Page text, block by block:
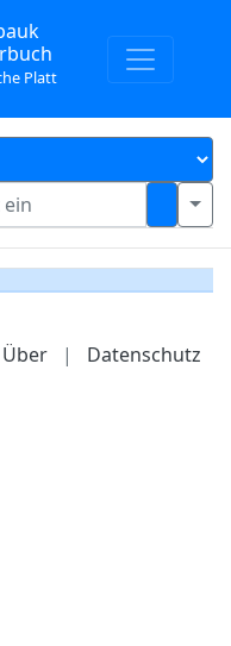
Platt
Über | Datenschutz